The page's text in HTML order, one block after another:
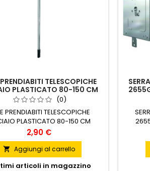
TELESCOPICHE
PLASTICATO 80-150 CM
(0)
PRENDIABITI TELESCOPICHE
PLASTICATO 80-150 CM
Prezzo
2,90 €
 Aggiungi al carrello
articoli in magazzino